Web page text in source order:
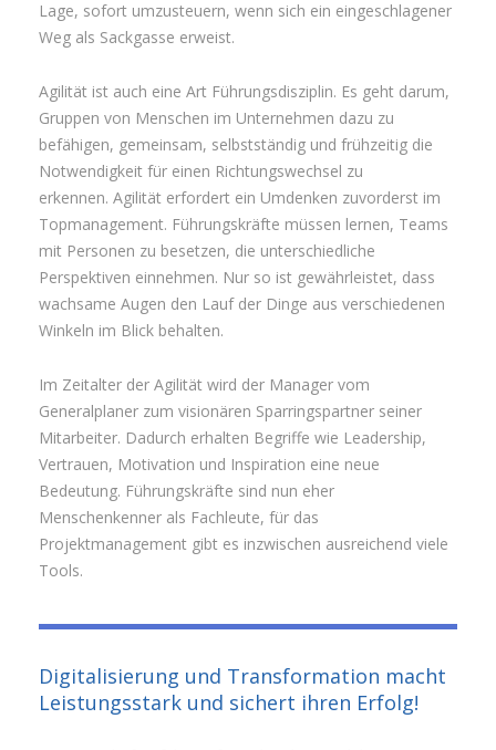
Lage, sofort umzusteuern, wenn sich ein eingeschlagener
Weg als Sackgasse erweist.
Agilität ist auch eine Art Führungsdisziplin. Es geht darum,
Gruppen von Menschen im Unternehmen dazu zu
befähigen, gemeinsam, selbstständig und frühzeitig die
Notwendigkeit für einen Richtungswechsel zu
erkennen. Agilität erfordert ein Umdenken zuvorderst im
Topmanagement. Führungskräfte müssen lernen, Teams
mit Personen zu besetzen, die unterschiedliche
Perspektiven einnehmen. Nur so ist gewährleistet, dass
wachsame Augen den Lauf der Dinge aus verschiedenen
Winkeln im Blick behalten.
Im Zeitalter der Agilität wird der Manager vom
Generalplaner zum visionären Sparringspartner seiner
Mitarbeiter. Dadurch erhalten Begriffe wie Leadership,
Vertrauen, Motivation und Inspiration eine neue
Bedeutung. Führungskräfte sind nun eher
Menschenkenner als Fachleute, für das
Projektmanagement gibt es inzwischen ausreichend viele
Tools.
Digitalisierung und Transformation macht
Leistungsstark und sichert ihren Erfolg!